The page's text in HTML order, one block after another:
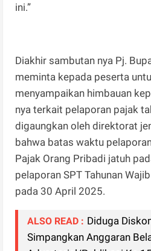
ini.”
Diakhir sambutan nya Pj.
meminta kepada peserta
menyampaikan himbauan
nya terkait pelaporan pajak
digaungkan oleh direktorat
bahwa batas waktu
Pajak Orang Pribadi jatuh
pelaporan SPT Tahunan
pada 30 April 2025.
ALSO READ : Diduga
Simpangkan Anggaran